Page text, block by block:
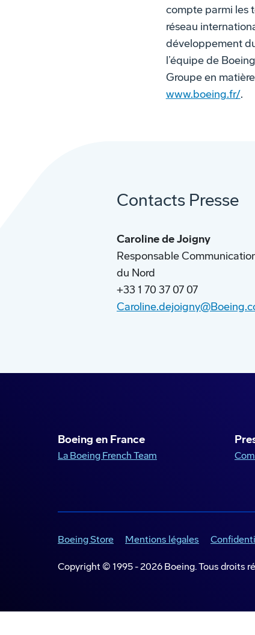
compte parmi les
réseau
développement
l’équipe de
Groupe en
www.boeing.fr/.
Contacts Presse
Caroline de Joigny
Responsable
du Nord
+33 1 70 37 07 07
Boeing en France
La Boeing French Team
Boeing Store Mentions légales
Copyright © 1995 -2026 Boeing. Tous droits